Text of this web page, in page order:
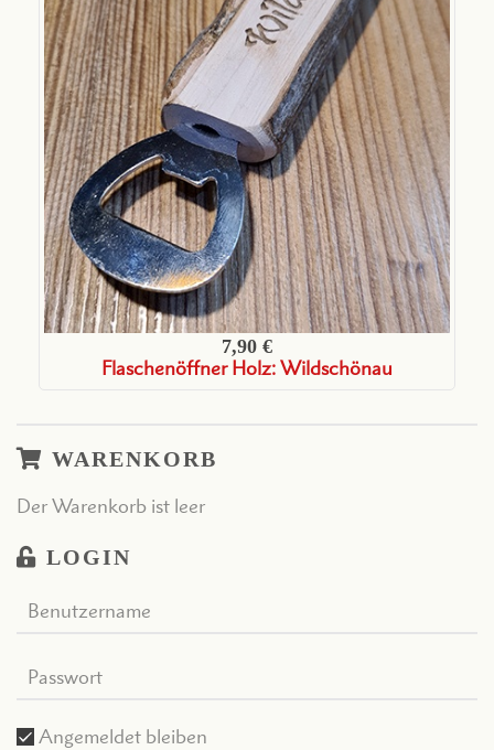
7,90 €
Flaschenöffner Holz: Wildschönau
WARENKORB
Der Warenkorb ist leer
LOGIN
Angemeldet bleiben